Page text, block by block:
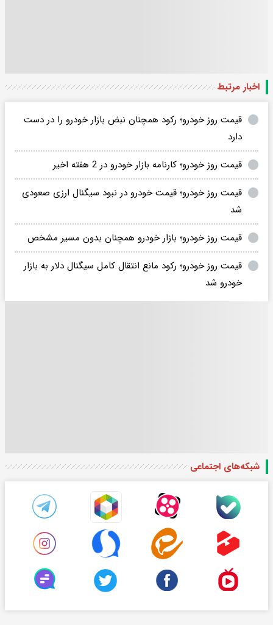
اخبار مرتبط
قیمت روز خودرو؛ رکود همچنان نبض بازار خودرو را در دست
دارد
قیمت روز خودرو؛ کارنامه بازار خودرو در 2 هفته اخیر
قیمت روز خودرو؛ قیمت خودرو در نبود سیگنال ارزی صعودی
شد
قیمت روز خودرو؛ بازار خودرو همچنان بدون مسیر مشخص
قیمت روز خودرو؛ رکود مانع انتقال کامل سیگنال دلار به بازار
خودرو شد
شبکه‌های اجتماعی